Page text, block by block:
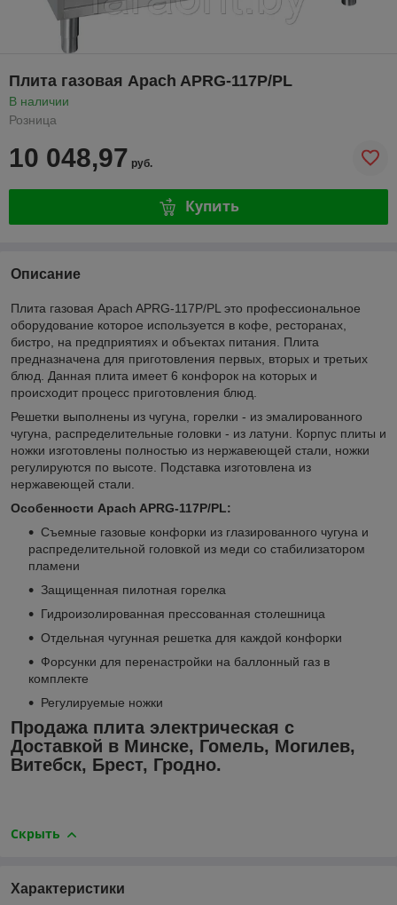
Плита газовая Apach APRG-117P/PL
В наличии
Розница
10 048,97 руб.
Купить
Описание
Плита газовая Apach APRG-117P/PL это профессиональное
оборудование которое используется в кофе, ресторанах,
бистро, на предприятиях и объектах питания. Плита
предназначена для приготовления первых, вторых и третьих
блюд. Данная плита имеет 6 конфорок на которых и
происходит процесс приготовления блюд.
Решетки выполнены из чугуна, горелки - из эмалированного
чугуна, распределительные головки - из латуни. Корпус плиты и
ножки изготовлены полностью из нержавеющей стали, ножки
регулируются по высоте. Подставка изготовлена из
нержавеющей стали.
Особенности Apach APRG-117P/PL:
Съемные газовые конфорки из глазированного чугуна и
распределительной головкой из меди со стабилизатором
пламени
Защищенная пилотная горелка
Гидроизолированная прессованная столешница
Отдельная чугунная решетка для каждой конфорки
Форсунки для перенастройки на баллонный газ в
комплекте
Регулируемые ножки
Продажа плита электрическая с
Доставкой в Минске, Гомель, Могилев,
Витебск, Брест, Гродно.
Скрыть
Характеристики